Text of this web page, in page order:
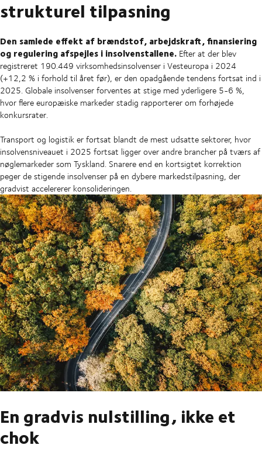
strukturel tilpasning
Den samlede effekt af brændstof, arbejdskraft, finansiering
og regulering afspejles i insolvenstallene. Efter at der blev
registreret 190.449 virksomhedsinsolvenser i Vesteuropa i 2024
(+12,2 % i forhold til året før), er den opadgående tendens fortsat ind i
2025. Globale insolvenser forventes at stige med yderligere 5-6 %,
hvor flere europæiske markeder stadig rapporterer om forhøjede
konkursrater.
Transport og logistik er fortsat blandt de mest udsatte sektorer, hvor
insolvensniveauet i 2025 fortsat ligger over andre brancher på tværs af
nøglemarkeder som Tyskland. Snarere end en kortsigtet korrektion
peger de stigende insolvenser på en dybere markedstilpasning, der
gradvist accelererer konsolideringen.
En gradvis nulstilling, ikke et
chok